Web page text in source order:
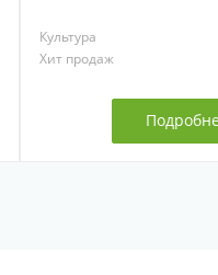
Культура
Хит продаж